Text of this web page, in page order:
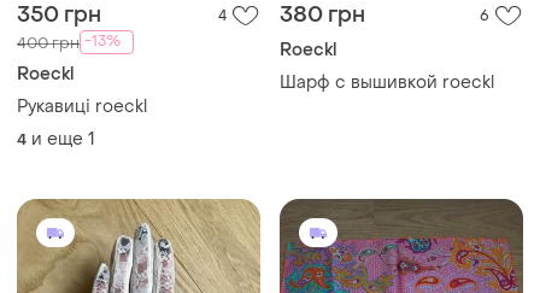
350 грн 4
400 грн -13%
Roeckl
Рукавиці roeckl
4 и еще 1
380 грн 6
Roeckl
Шарф с вышивкой roeckl